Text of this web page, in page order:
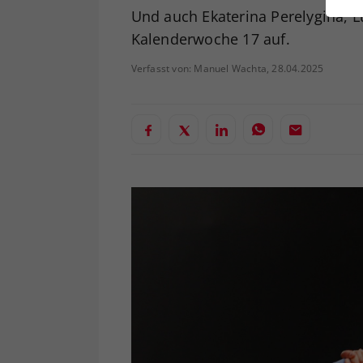
Und auch Ekaterina Perelygina,
Kalenderwoche 17 auf.
Verfasst von: Manuel Wachta, 28.04.2025